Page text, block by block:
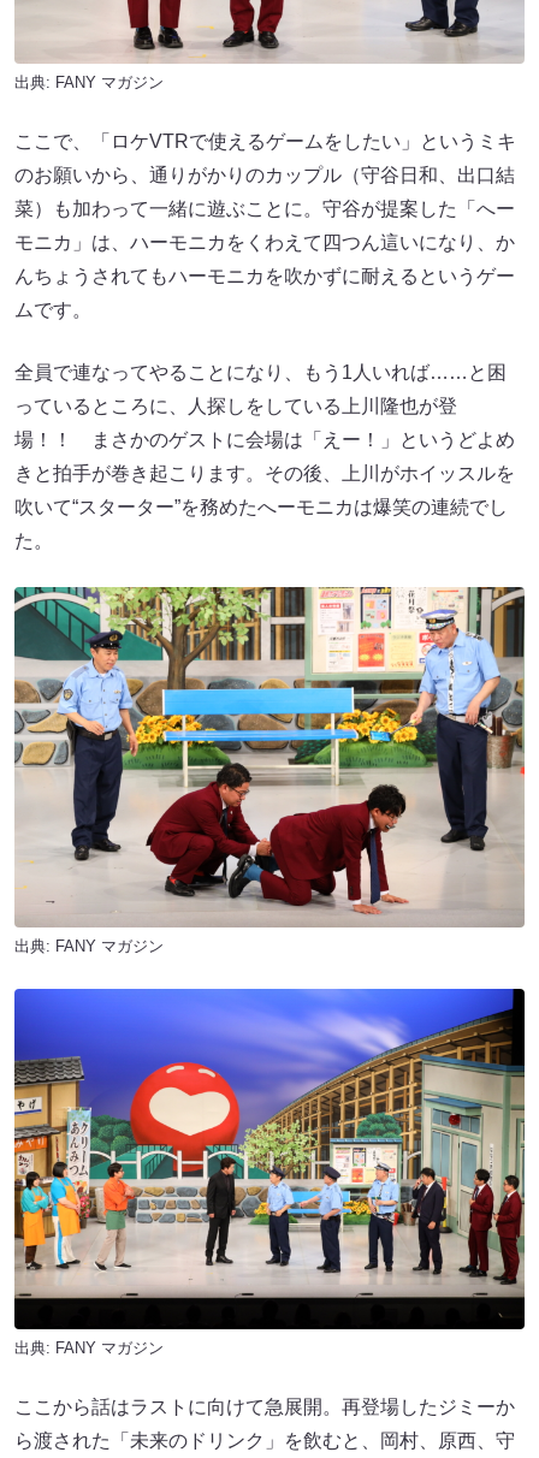
出典: FANY マガジン
ここで、「ロケVTRで使えるゲームをしたい」というミキ
のお願いから、通りがかりのカップル（守谷日和、出口結
菜）も加わって一緒に遊ぶことに。守谷が提案した「へー
モニカ」は、ハーモニカをくわえて四つん這いになり、か
んちょうされてもハーモニカを吹かずに耐えるというゲー
ムです。
全員で連なってやることになり、もう1人いれば……と困
っているところに、人探しをしている上川隆也が登
場！！ まさかのゲストに会場は「えー！」というどよめ
きと拍手が巻き起こります。その後、上川がホイッスルを
吹いて“スターター”を務めたへーモニカは爆笑の連続でし
た。
出典: FANY マガジン
出典: FANY マガジン
ここから話はラストに向けて急展開。再登場したジミーか
ら渡された「未来のドリンク」を飲むと、岡村、原西、守